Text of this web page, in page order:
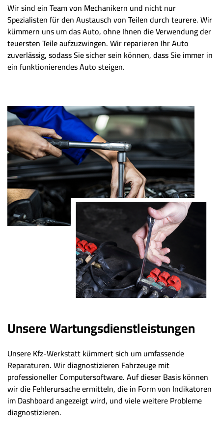
Wir sind ein Team von Mechanikern und nicht nur
Spezialisten für den Austausch von Teilen durch teurere. Wir
kümmern uns um das Auto, ohne Ihnen die Verwendung der
teuersten Teile aufzuzwingen. Wir reparieren Ihr Auto
zuverlässig, sodass Sie sicher sein können, dass Sie immer in
ein funktionierendes Auto steigen.
Unsere Wartungsdienstleistungen
Unsere Kfz-Werkstatt kümmert sich um umfassende
Reparaturen. Wir diagnostizieren Fahrzeuge mit
professioneller Computersoftware. Auf dieser Basis können
wir die Fehlerursache ermitteln, die in Form von Indikatoren
im Dashboard angezeigt wird, und viele weitere Probleme
diagnostizieren.